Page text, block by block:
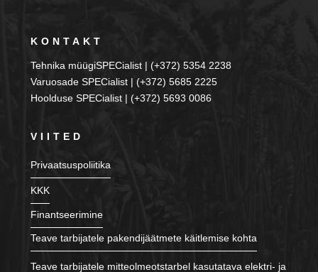
KONTAKT
Tehnika müügiSPECialist | (+372) 5354 2238
Varuosade SPECialist | (+372) 5685 2225
Hoolduse SPECialist | (+372) 5693 0086
VIITED
Privaatsuspoliitika
KKK
Finantseerimine
Teave tarbijatele pakendijäätmete käitlemise kohta
Teave tarbijatele mitteolmeotstarbel kasutatava elektri- ja